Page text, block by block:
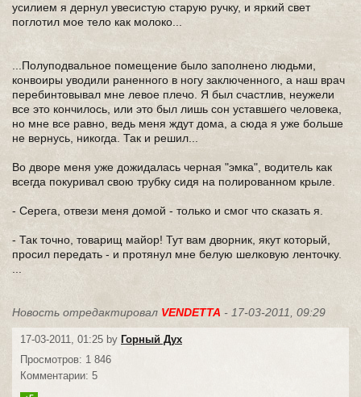
усилием я дернул увесистую старую ручку, и яркий свет
поглотил мое тело как молоко...
...Полуподвальное помещение было заполнено людьми,
конвоиры уводили раненного в ногу заключенного, а наш врач
перебинтовывал мне левое плечо. Я был счастлив, неужели
все это кончилось, или это был лишь сон уставшего человека,
но мне все равно, ведь меня ждут дома, а сюда я уже больше
не вернусь, никогда. Так и решил...
Во дворе меня уже дожидалась черная "эмка", водитель как
всегда покуривал свою трубку сидя на полированном крыле.
- Серега, отвези меня домой - только и смог что сказать я.
- Так точно, товарищ майор! Тут вам дворник, якут который,
просил передать - и протянул мне белую шелковую ленточку.
Новость отредактировал VENDETTA - 17-03-2011, 09:29
17-03-2011, 01:25 by Горный Дух
Просмотров: 1 846
Комментарии: 5